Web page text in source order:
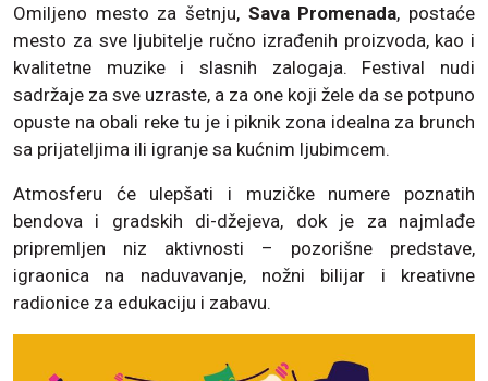
Omiljeno mesto za šetnju, Sava Promenada, postaće
mesto za sve ljubitelje ručno izrađenih proizvoda, kao i
kvalitetne muzike i slasnih zalogaja. Festival nudi
sadržaje za sve uzraste, a za one koji žele da se potpuno
opuste na obali reke tu je i piknik zona idealna za brunch
sa prijateljima ili igranje sa kućnim ljubimcem.
Atmosferu će ulepšati i muzičke numere poznatih
bendova i gradskih di-džejeva, dok je za najmlađe
pripremljen niz aktivnosti – pozorišne predstave,
igraonica na naduvavanje, nožni bilijar i kreativne
radionice za edukaciju i zabavu.